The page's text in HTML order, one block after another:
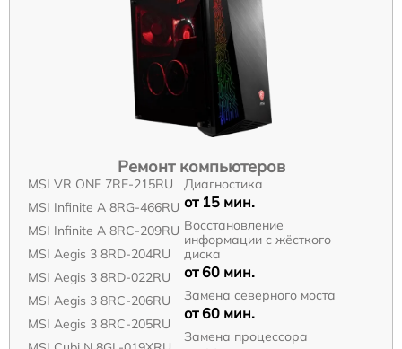
Ремонт компьютеров
MSI VR ONE 7RE-215RU
MSI Infinite A 8RG-466RU
MSI Infinite A 8RC-209RU
MSI Aegis 3 8RD-204RU
MSI Aegis 3 8RD-022RU
MSI Aegis 3 8RC-206RU
MSI Aegis 3 8RC-205RU
Диагностика
от 15 мин.
Восстановление
информации с жёсткого
диска
от 60 мин.
Замена северного моста
от 60 мин.
Замена процессора